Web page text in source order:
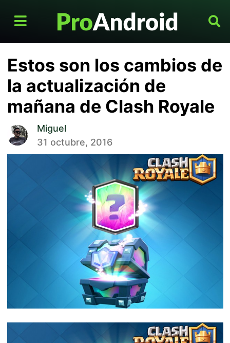
Estos son los cambios de
la actualización de
mañana de Clash Royale
Miguel
31 octubre, 2016